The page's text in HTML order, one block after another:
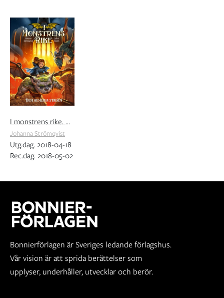
I monstrens rike. Den hemliga staden
Johanna Strömqvist
Utg.dag. 2018-04-18
Rec.dag. 2018-05-02
Bonnierförlagen är Sveriges ledande förlagshus.
Vår vision är att sprida berättelser som
upplyser, underhåller, utvecklar och berör.